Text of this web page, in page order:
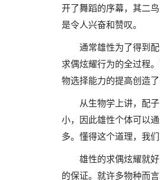
开了舞蹈的序幕，其二
是令人兴奋和赞叹。
通常雄性为了得到
求偶炫耀行为的全过程
物选择能力的提高创造
从生物学上讲，配
小，因此雄性个体可以
多。懂得这个道理，我
雄性的求偶炫耀就
的保证。就许多物种而